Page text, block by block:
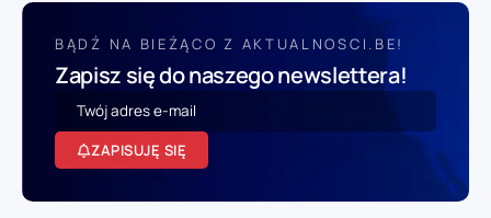
BĄDŹ NA BIEŻĄCO Z AKTUALNOSCI.BE!
Zapisz się do naszego newslettera!
ZAPISUJĘ SIĘ